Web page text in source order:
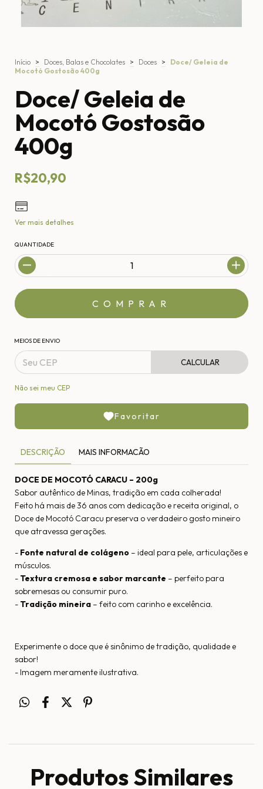
Início > Doces, Balas e Chocolates > Doces >
Doce/ Geleia de
Mocotó Gostosão 400g
Doce/ Geleia de
Mocotó Gostosão
400g
R$20,90
Ver mais detalhes
QUANTIDADE
MEIOS DE ENVIO
CALCULAR
Não sei meu CEP
Favoritar
DESCRIÇÃO MAIS INFORMACÃO
DOCE DE MOCOTÓ CARACU – 200g
Sabor autêntico de Minas, tradição em cada colherada!
Feito há mais de 36 anos com dedicação e receita original, o
Doce de Mocotó Caracu preserva o verdadeiro gosto mineiro
que atravessa gerações.
- Fonte natural de colágeno – ideal para pele, articulações e
músculos.
- Textura cremosa e sabor marcante – perfeito para
sobremesas ou consumir puro.
- Tradição mineira – feito com carinho e excelência.
Experimente o doce que é sinônimo de tradição, qualidade e
sabor!
- Imagem meramente ilustrativa.
Produtos Similares